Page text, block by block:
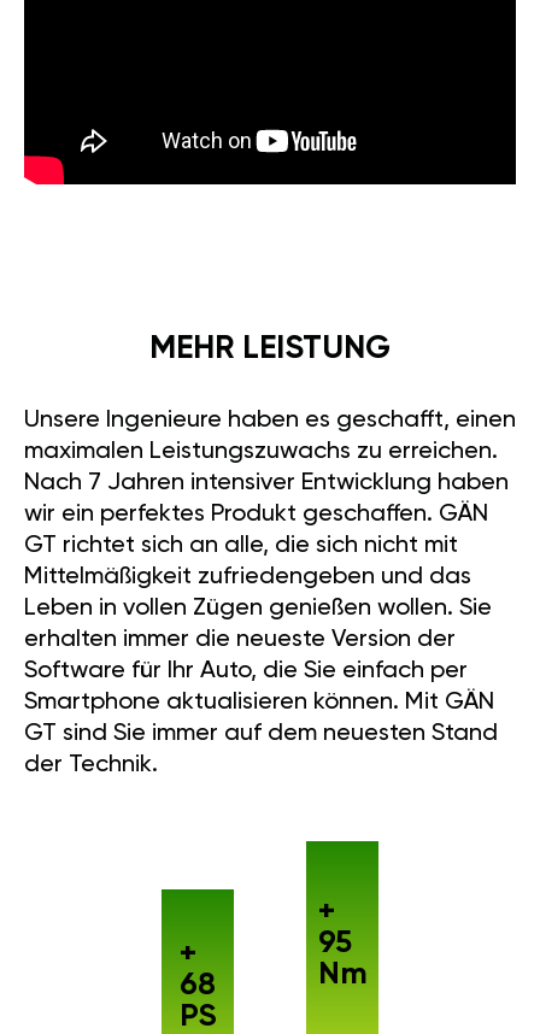
MEHR LEISTUNG
Unsere Ingenieure haben es geschafft, einen
maximalen Leistungszuwachs zu erreichen.
Nach 7 Jahren intensiver Entwicklung haben
wir ein perfektes Produkt geschaffen. GÄN
GT richtet sich an alle, die sich nicht mit
Mittelmäßigkeit zufriedengeben und das
Leben in vollen Zügen genießen wollen. Sie
erhalten immer die neueste Version der
Software für Ihr Auto, die Sie einfach per
Smartphone aktualisieren können. Mit GÄN
GT sind Sie immer auf dem neuesten Stand
der Technik.
+
68
PS
+
95
Nm